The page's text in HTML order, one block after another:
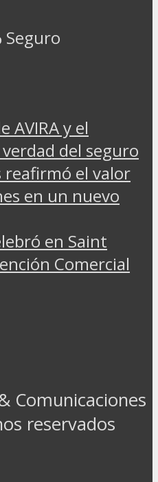
AVIRA y el
del seguro
reafirmó el valor
en un nuevo
en Saint
Comercial
Comunicaciones
reservados